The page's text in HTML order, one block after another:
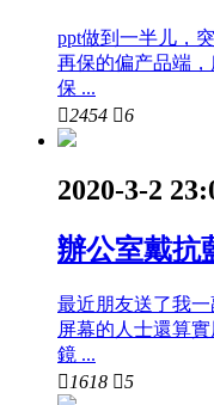
ppt做到一半儿，
再保的偏产品端
保 ...
2454 6
2020-3-2
辦公室戴抗
最近朋友送了我
屏幕的人士還算
鏡 ...
 1618 5